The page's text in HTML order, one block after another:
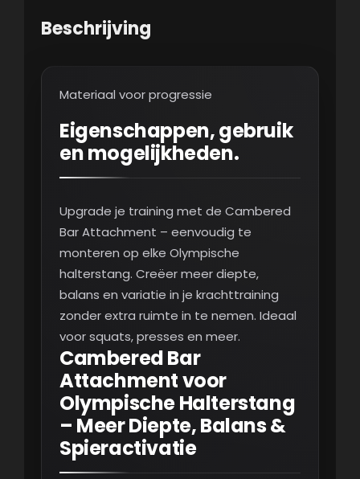
Beschrijving
Materiaal voor progressie
Eigenschappen, gebruik
en mogelijkheden.
Upgrade je training met de Cambered
Bar Attachment – eenvoudig te
monteren op elke Olympische
halterstang. Creëer meer diepte,
balans en variatie in je krachttraining
zonder extra ruimte in te nemen. Ideaal
voor squats, presses en meer.
Cambered Bar
Attachment voor
Olympische Halterstang
– Meer Diepte, Balans &
Spieractivatie